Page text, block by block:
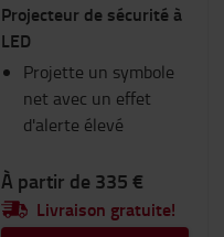
Projecteur de sécurité à
LED
Projette un symbole
net avec un effet
d'alerte élevé
À partir de 335 €
Livraison gratuite!